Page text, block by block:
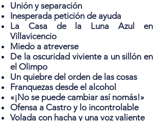
Unión y separación
Inesperada petición de ayuda
La Casa de la Luna Azul en
Villavicencio
Miedo a atreverse
De la oscuridad viviente a un sillón en
el Olimpo
Un quiebre del orden de las cosas
Franquezas desde el alcohol
«¡No se puede cambiar así nomás!»
Ofensa a Castro y lo incontrolable
Volada con hacha y una voz valiente